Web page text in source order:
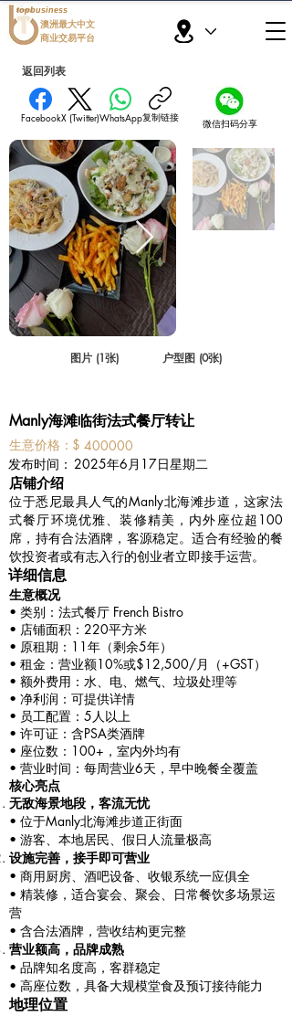
topbusiness
澳洲最大中文
商业交易平台
返回列表
微信扫码分享
FacebookX (Twitter)WhatsApp复制链接
图片 (1张) 户型图 (0张)
Manly海滩临街法式餐厅转让
$
​生意价格：
400000
​发布时间： 2025年6月17日星期二
​店铺介绍
位于悉尼最具人气的Manly北海滩步道，这家法
式餐厅环境优雅、装修精美，内外座位超100
席，持有合法酒牌，客源稳定。适合有经验的餐
饮投资者或有志入行的创业者立即接手运营。
详细信息
生意概况
• 类别：法式餐厅 French Bistro
• 店铺面积：220平方米
• 原租期：11年（剩余5年）
• 租金：营业额10%或$12,500/月（+GST）
• 额外费用：水、电、燃气、垃圾处理等
• 净利润：可提供详情
• 员工配置：5人以上
• 许可证：含PSA类酒牌
• 座位数：100+，室内外均有
• 营业时间：每周营业6天，早中晚餐全覆盖
核心亮点
无敌海景地段，客流无忧
• 位于Manly北海滩步道正街面
• 游客、本地居民、假日人流量极高
设施完善，接手即可营业
• 商用厨房、酒吧设备、收银系统一应俱全
• 精装修，适合宴会、聚会、日常餐饮多场景运
营
• 含合法酒牌，营收结构更完整
营业额高，品牌成熟
• 品牌知名度高，客群稳定
• 高座位数，具备大规模堂食及预订接待能力
地理位置